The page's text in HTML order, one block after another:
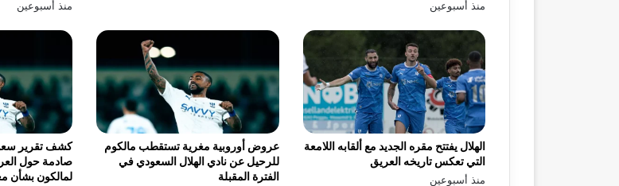
منذ أسبوعين منذ أسبوعين
كشف تقرير
صادمة حول
لمالكون بشأن
عروض أوروبية مغرية تستقطب مالكوم
للرحيل عن نادي الهلال السعودي في
الفترة المقبلة
الهلال يفتتح مقره الجديد مع ألقابه اللامعة
التي تعكس تاريخه العريق
منذ أسبوعين